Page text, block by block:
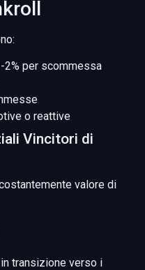
2% per scommessa
o reattive
Vincitori di
valore di
transizione verso i